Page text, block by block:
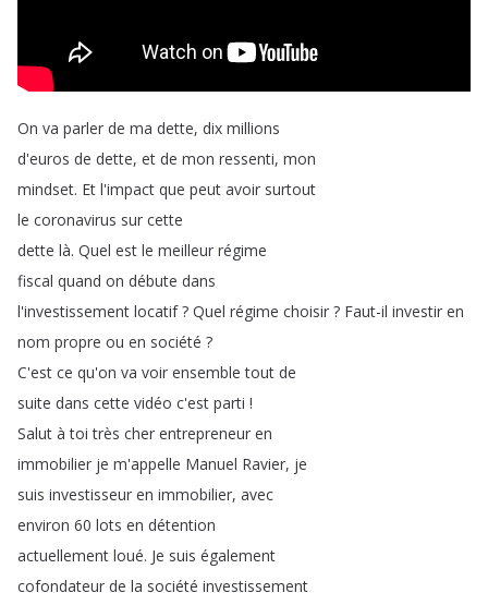
On va parler de ma dette, dix millions
d'euros de dette, et de mon ressenti, mon
mindset. Et l'impact que peut avoir surtout
le coronavirus sur cette
dette là. Quel est le meilleur régime
fiscal quand on débute dans
l'investissement locatif? Quel régime choisir ? Faut-il investir en
nom propre ou en société ?
C'est ce qu'on va voir ensemble tout de
suite dans cette vidéo c'est parti !
Salut à toi très cher entrepreneur en
immobilier je m'appelle Manuel Ravier, je
suis investisseur en immobilier, avec
environ 60 lots en détention
actuellement loué. Je suis également
cofondateur de la société investissement